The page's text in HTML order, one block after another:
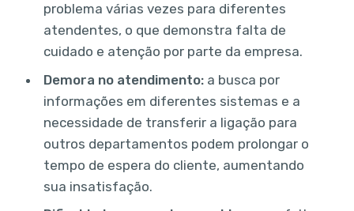
problema várias vezes para diferentes
atendentes, o que demonstra falta de
cuidado e atenção por parte da empresa.
Demora no atendimento: a busca por
informações em diferentes sistemas e a
necessidade de transferir a ligação para
outros departamentos podem prolongar o
tempo de espera do cliente, aumentando
sua insatisfação.